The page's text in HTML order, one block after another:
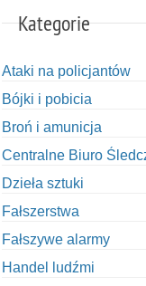
Kategorie
Ataki na policjantów
Bójki i pobicia
Broń i amunicja
Centralne Biuro
Dzieła sztuki
Fałszerstwa
Fałszywe alarmy
Handel ludźmi